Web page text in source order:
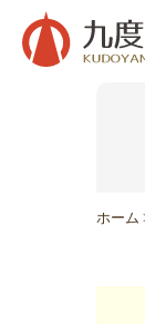
ホーム